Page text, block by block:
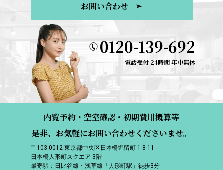
お問い合わせ
0120-139-692
電話受付 24時間 年中無休
内覧予約・空室確認・初期費用概算等
是非、お気軽にお問い合わせくださいませ。
〒103-0012 東京都中央区日本橋堀留町 1-8-11
日本橋人形町スクエア 3階
最寄駅：日比谷線・浅草線「人形町駅」徒歩3分